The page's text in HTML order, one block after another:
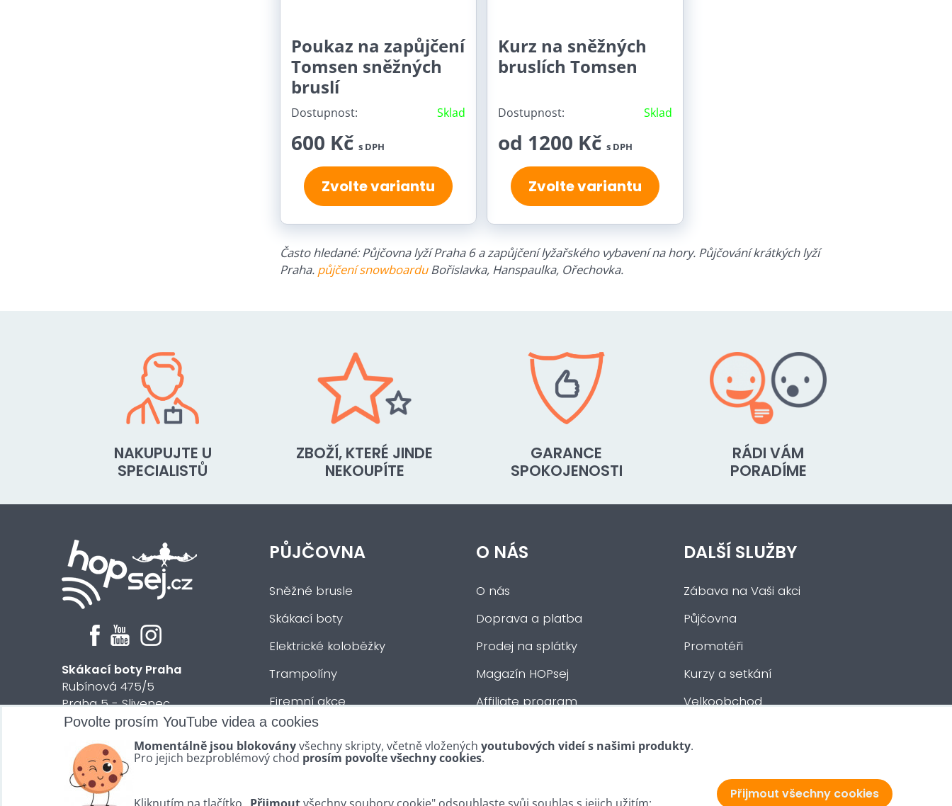
Poukaz na zapůjčení
Tomsen sněžných
bruslí
Dostupnost: Sklad
600 Kč s DPH
Zvolte variantu
Kurz na sněžných
bruslích Tomsen
Dostupnost: Sklad
od 1200 Kč s DPH
Zvolte variantu
Často hledané: Půjčovna lyží Praha 6 a zapůjčení lyžařského vybavení na hory. Půjčování krátkých lyží
Praha. půjčení snowboarduBořislavka, Hanspaulka, Ořechovka.
NAKUPUJTE U
SPECIALISTŮ
ZBOŽÍ, KTERÉ JINDE
NEKOUPÍTE
GARANCE
SPOKOJENOSTI
RÁDI VÁM
PORADÍME
Skákací boty Praha
Rubínová 475/5
Praha 5 - Slivenec
© 2024 HOPsej.cz
PŮJČOVNA
Sněžné brusle
Skákací boty
Elektrické koloběžky
Trampolíny
Firemní akce
Půjčení auta
Vše ostatní :-)
O NÁS
O nás
Doprava a platba
Prodej na splátky
Magazín HOPsej
Affiliate program
Kontakty
DALŠÍ SLUŽBY
Zábava na Vaši akci
Půjčovna
Promotéři
Kurzy a setkání
Velkoobchod
Povolte prosím YouTube videa a cookies
Momentálně jsou blokoványvšechny skripty, včetně vložených youtubových videí s našimi produkty.
Pro jejich bezproblémový chod prosím povolte všechny cookies.
Přijmout všechny cookies